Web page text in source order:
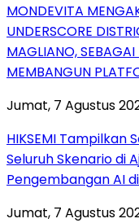
MONDEVITA
UNDERSCORE
MAGLIANO,
MEMBANGUN
Jumat, 7 Agustus
HIKSEMI Tampilkan
Seluruh Skenario di
Pengembangan AI
Jumat, 7 Agustus